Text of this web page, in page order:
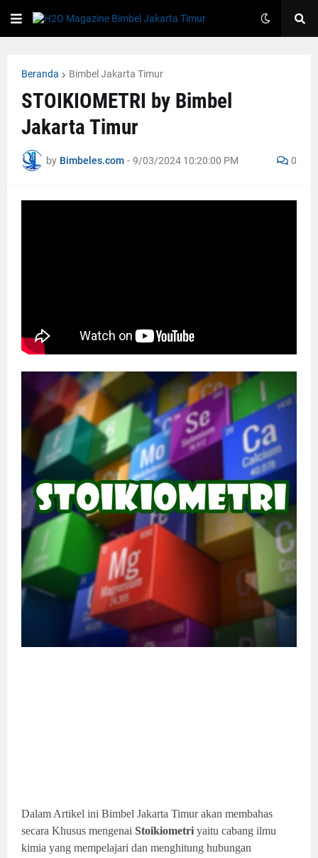
Beranda Bimbel Jakarta Timur
STOIKIOMETRI by Bimbel
Jakarta Timur
by Bimbeles.com - 9/03/2024 10:20:00 PM 0
Dalam Artikel ini Bimbel Jakarta Timur akan membahas
secara Khusus mengenai Stoikiometri yaitu cabang ilmu
kimia yang mempelajari dan menghitung hubungan